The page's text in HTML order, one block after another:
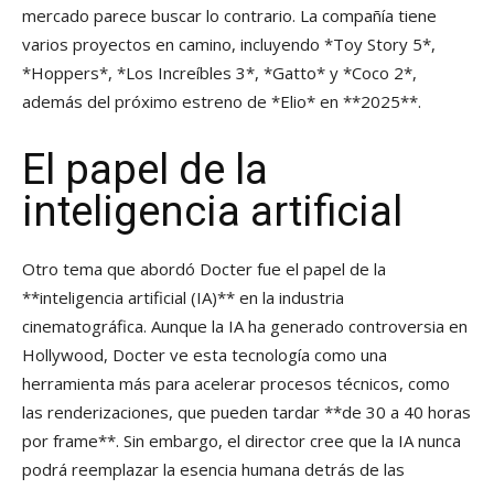
mercado parece buscar lo contrario. La compañía tiene
varios proyectos en camino, incluyendo *Toy Story 5*,
*Hoppers*, *Los Increíbles 3*, *Gatto* y *Coco 2*,
además del próximo estreno de *Elio* en **2025**.
El papel de la
inteligencia artificial
Otro tema que abordó Docter fue el papel de la
**inteligencia artificial (IA)** en la industria
cinematográfica. Aunque la IA ha generado controversia en
Hollywood, Docter ve esta tecnología como una
herramienta más para acelerar procesos técnicos, como
las renderizaciones, que pueden tardar **de 30 a 40 horas
por frame**. Sin embargo, el director cree que la IA nunca
podrá reemplazar la esencia humana detrás de las